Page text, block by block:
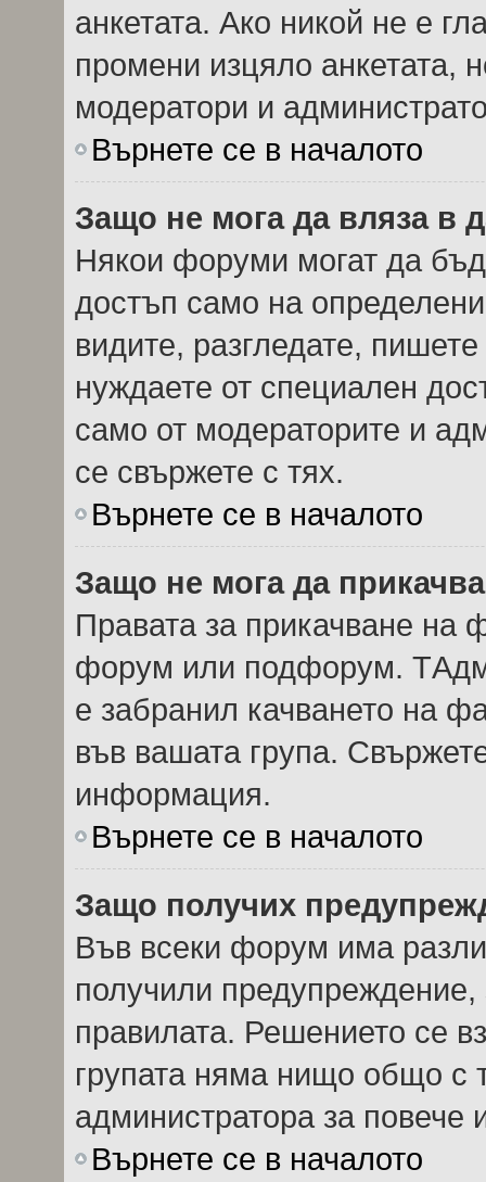
анкетата. Ако никой не е
промени изцяло анкетата,
модератори и
Върнете се в началото
Защо не мога да вляза в
Някои форуми могат да
достъп само на
видите, разгледате,
нуждаете от специален
само от модераторите и
се свържете с тях.
Върнете се в началото
Защо не мога да
Правата за прикачване на
форум или подфорум.
е забранил качването на
във вашата група.
информация.
Върнете се в началото
Защо получих
Във всеки форум има
получили
правилата. Решението се
групата няма нищо общо с
администратора за
Върнете се в началото